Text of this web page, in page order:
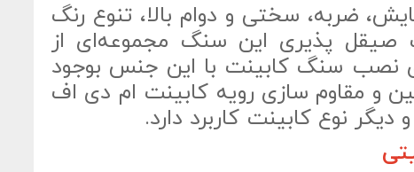
ضربه، سختی و دوام بالا، تنوع رنگ
صیقل پذیری این سنگ مجموعه‌ای از
نصب سنگ کابینت با این جنس بوجود
و مقاوم سازی رویه کابینت ام دی اف
نوع کابینت کاربرد دارد.